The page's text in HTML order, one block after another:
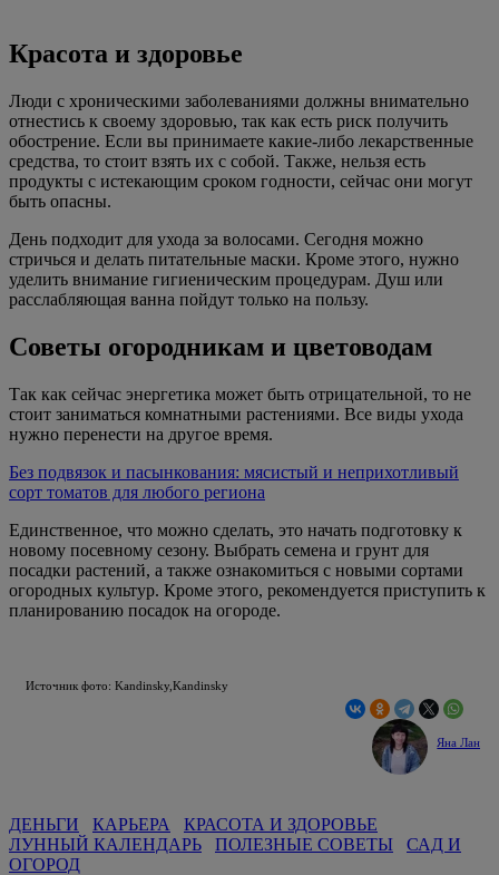
Красота и здоровье
Люди с хроническими заболеваниями должны внимательно
отнестись к своему здоровью, так как есть риск получить
обострение. Если вы принимаете какие-либо лекарственные
средства, то стоит взять их с собой. Также, нельзя есть
продукты с истекающим сроком годности, сейчас они могут
быть опасны.
День подходит для ухода за волосами. Сегодня можно
стричься и делать питательные маски. Кроме этого, нужно
уделить внимание гигиеническим процедурам. Душ или
расслабляющая ванна пойдут только на пользу.
Советы огородникам и цветоводам
Так как сейчас энергетика может быть отрицательной, то не
стоит заниматься комнатными растениями. Все виды ухода
нужно перенести на другое время.
Без подвязок и пасынкования: мясистый и неприхотливый
сорт томатов для любого региона
Единственное, что можно сделать, это начать подготовку к
новому посевному сезону. Выбрать семена и грунт для
посадки растений, а также ознакомиться с новыми сортами
огородных культур. Кроме этого, рекомендуется приступить к
планированию посадок на огороде.
Источник фото: Kandinsky,Kandinsky
Яна Лан
ДЕНЬГИ КАРЬЕРА
КРАСОТА И ЗДОРОВЬЕ
ЛУННЫЙ КАЛЕНДАРЬ
ПОЛЕЗНЫЕ СОВЕТЫ
САД И
ОГОРОД